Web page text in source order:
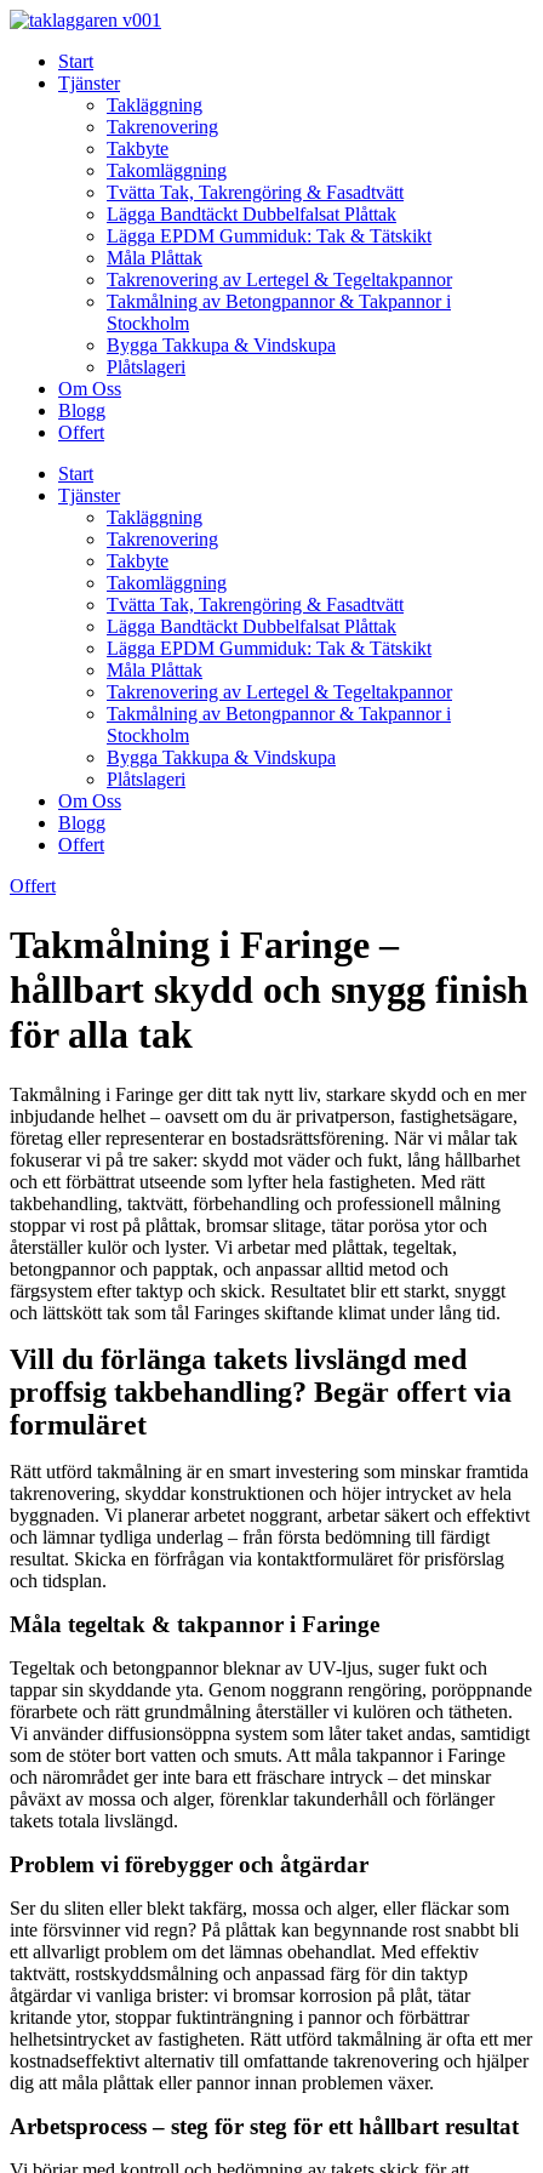
Skip
contentStart
Tjänster
Takläggning
Takrenovering
Takbyte
Takomläggning
Tvätta Tak, Takrengöring & Fasadtvätt
Lägga Bandtäckt Dubbelfalsat Plåttak
Lägga EPDM Gummiduk: Tak & Tätskikt
Måla Plåttak
Takrenovering av Lertegel & Tegeltakpannor
Takmålning av Betongpannor & Takpannor i
Stockholm
Bygga Takkupa & Vindskupa
Plåtslageri
Om Oss
Blogg
Offert
Start
Tjänster
Takläggning
Takrenovering
Takbyte
Takomläggning
Tvätta Tak, Takrengöring & Fasadtvätt
Lägga Bandtäckt Dubbelfalsat Plåttak
Lägga EPDM Gummiduk: Tak & Tätskikt
Måla Plåttak
Takrenovering av Lertegel & Tegeltakpannor
Takmålning av Betongpannor & Takpannor i
Stockholm
Bygga Takkupa & Vindskupa
Plåtslageri
Om Oss
Blogg
Offert
Offert
Takmålning i Faringe –
hållbart skydd och snygg finish
för alla tak
Takmålning i Faringe ger ditt tak nytt liv, starkare skydd och en mer
inbjudande helhet – oavsett om du är privatperson, fastighetsägare,
företag eller representerar en bostadsrättsförening. När vi målar tak
fokuserar vi på tre saker: skydd mot väder och fukt, lång hållbarhet
och ett förbättrat utseende som lyfter hela fastigheten. Med rätt
takbehandling, taktvätt, förbehandling och professionell målning
stoppar vi rost på plåttak, bromsar slitage, tätar porösa ytor och
återställer kulör och lyster. Vi arbetar med plåttak, tegeltak,
betongpannor och papptak, och anpassar alltid metod och
färgsystem efter taktyp och skick. Resultatet blir ett starkt, snyggt
och lättskött tak som tål Faringes skiftande klimat under lång tid.
Vill du förlänga takets livslängd med
proffsig takbehandling? Begär offert via
formuläret
Rätt utförd takmålning är en smart investering som minskar framtida
takrenovering, skyddar konstruktionen och höjer intrycket av hela
byggnaden. Vi planerar arbetet noggrant, arbetar säkert och effektivt
och lämnar tydliga underlag – från första bedömning till färdigt
resultat. Skicka en förfrågan via kontaktformuläret för prisförslag
och tidsplan.
Måla tegeltak & takpannor i Faringe
Tegeltak och betongpannor bleknar av UV-ljus, suger fukt och
tappar sin skyddande yta. Genom noggrann rengöring, poröppnande
förarbete och rätt grundmålning återställer vi kulören och tätheten.
Vi använder diffusionsöppna system som låter taket andas, samtidigt
som de stöter bort vatten och smuts. Att måla takpannor i Faringe
och närområdet ger inte bara ett fräschare intryck – det minskar
påväxt av mossa och alger, förenklar takunderhåll och förlänger
takets totala livslängd.
Problem vi förebygger och åtgärdar
Ser du sliten eller blekt takfärg, mossa och alger, eller fläckar som
inte försvinner vid regn? På plåttak kan begynnande rost snabbt bli
ett allvarligt problem om det lämnas obehandlat. Med effektiv
taktvätt, rostskyddsmålning och anpassad färg för din taktyp
åtgärdar vi vanliga brister: vi bromsar korrosion på plåt, tätar
kritande ytor, stoppar fuktinträngning i pannor och förbättrar
helhetsintrycket av fastigheten. Rätt utförd takmålning är ofta ett mer
kostnadseffektivt alternativ till omfattande takrenovering och hjälper
dig att måla plåttak eller pannor innan problemen växer.
Arbetsprocess – steg för steg för ett hållbart resultat